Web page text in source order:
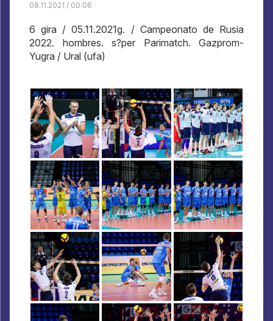
08.11.2021 / 00:06
6 gira / 05.11.2021g. / Campeonato de Rusia
2022. hombres. s?per Parimatch. Gazprom-
Yugra / Ural (ufa)